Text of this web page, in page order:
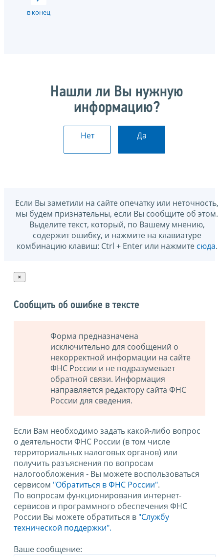
в конец
Нашли ли Вы нужную
информацию?
Нет Да
Если Вы заметили на сайте опечатку или неточность,
мы будем признательны, если Вы сообщите об этом.
Выделите текст, который, по Вашему мнению,
содержит ошибку, и нажмите на клавиатуре
комбинацию клавиш: Ctrl + Enter или нажмите сюда.
×
Сообщить об ошибке в тексте
Форма предназначена
исключительно для сообщений о
некорректной информации на сайте
ФНС России и не подразумевает
обратной связи. Информация
направляется редактору сайта ФНС
России для сведения.
Если Вам необходимо задать какой-либо вопрос
о деятельности ФНС России (в том числе
территориальных налоговых органов) или
получить разъяснения по вопросам
налогообложения - Вы можете воспользоваться
сервисом "Обратиться в ФНС России".
По вопросам функционирования интернет-
сервисов и программного обеспечения ФНС
России Вы можете обратиться в "Службу
технической поддержки".
Ваше сообщение: